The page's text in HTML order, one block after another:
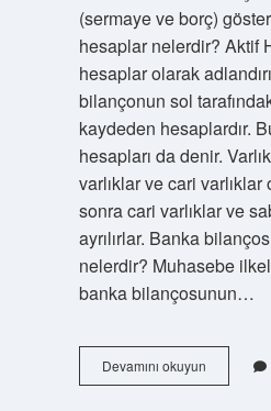
(sermaye ve borç)
hesaplar nelerdir? Aktif
hesaplar olarak
bilançonun sol
kaydeden hesaplardır.
hesapları da denir.
varlıklar ve cari varlıklar
sonra cari varlıklar ve
ayrılırlar. Banka
nelerdir? Muhasebe
banka bilançosunun…
Devamını okuyunBilanço
Aktif